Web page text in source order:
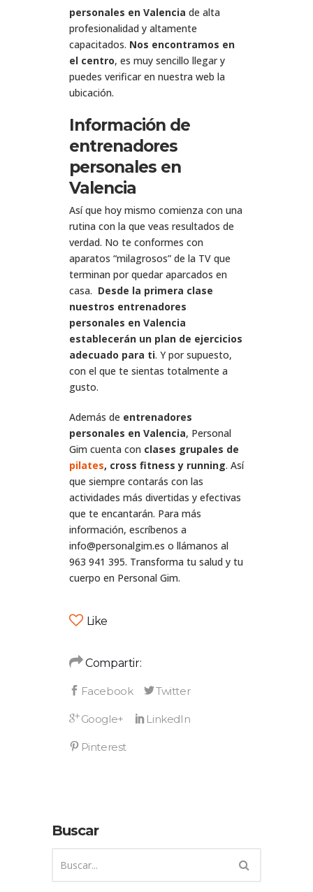
personales en Valencia de alta
profesionalidad y altamente
capacitados. Nos encontramos en
el centro, es muy sencillo llegar y
puedes verificar en nuestra web la
ubicación.
Información de
entrenadores
personales en
Valencia
Así que hoy mismo comienza con una
rutina con la que veas resultados de
verdad. No te conformes con
aparatos “milagrosos” de la TV que
terminan por quedar aparcados en
casa. Desde la primera clase
nuestros entrenadores
personales en Valencia
establecerán un plan de ejercicios
adecuado para ti. Y por supuesto,
con el que te sientas totalmente a
gusto.
Además de entrenadores
personales en Valencia, Personal
Gim cuenta con clases grupales de
pilates, cross fitness y running. Así
que siempre contarás con las
actividades más divertidas y efectivas
que te encantarán. Para más
información, escríbenos a
info@personalgim.es o llámanos al
963 941 395. Transforma tu salud y tu
cuerpo en Personal Gim.
Like
Compartir:
Buscar